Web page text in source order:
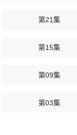
第21集
第15集
第09集
第03集